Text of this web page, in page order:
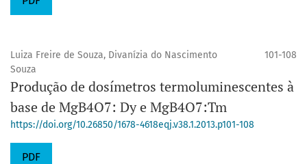
Luiza Freire de Souza, Divanízia do Nascimento
Souza
101-108
Produção de dosímetros termoluminescentes à
base de MgB4O7: Dy e MgB4O7:Tm
https://doi.org/10.26850/1678-4618eqj.v38.1.2013.p101-108
PDF